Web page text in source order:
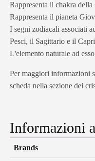
Rappresenta il chakra
Rappresenta il pianeta
I segni zodiacali associati
Pesci, il Sagittario e il
L'elemento naturale ad
Per maggiori informazioni
scheda nella sezione dei
Informazioni
Brands